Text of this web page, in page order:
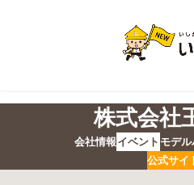
株式会社
会社情報 イベント モデル
公式サイ